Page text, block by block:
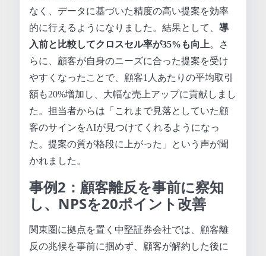
なく、データに基づいた精度の高い提案を効率
的に行えるようになりました。結果として、 導
入前と比較してクロスセル率が35%も向上。さ
らに、顧客が自身のニーズに合った提案を受け
やすくなったことで、顧客1人あたりの平均取引
額も20%増加し、大幅な売上アップに貢献しまし
た。担当者からは「これまで見落としていた顧
客のサインをAIが見つけてくれるようになっ
た。提案の質が格段に上がった」という声が聞
かれました。
事例2：顧客離反を事前に察知
し、NPSを20ポイント改善
関東圏に拠点を置く中堅証券会社では、顧客離
反の兆候を事前に掴めず、顧客が解約した後に